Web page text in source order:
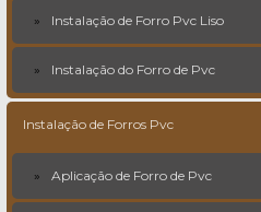
Instalação de Forro Pvc Liso
Instalação do Forro de Pvc
Instalação de Forros Pvc
Aplicação de Forro de Pvc